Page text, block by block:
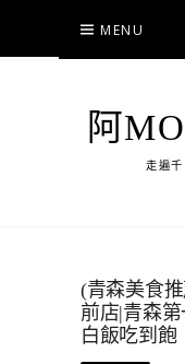
content
MENU
阿
走遍
(青森美食
前店|青森
白飯吃到飽